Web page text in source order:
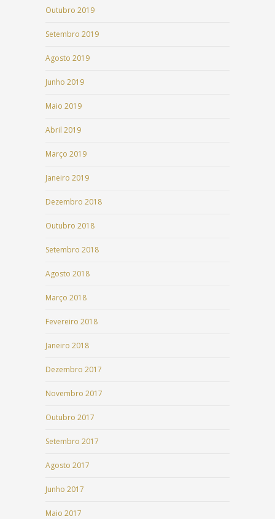
Outubro 2019
Setembro 2019
Agosto 2019
Junho 2019
Maio 2019
Abril 2019
Março 2019
Janeiro 2019
Dezembro 2018
Outubro 2018
Setembro 2018
Agosto 2018
Março 2018
Fevereiro 2018
Janeiro 2018
Dezembro 2017
Novembro 2017
Outubro 2017
Setembro 2017
Agosto 2017
Junho 2017
Maio 2017